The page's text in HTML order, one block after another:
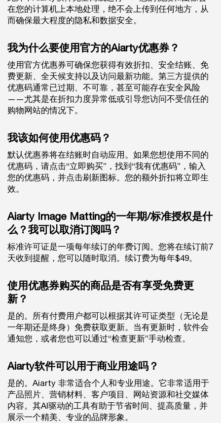
在您的计算机上本地处理，绝不会上传到任何地方，从
而确保最大程度的隐私和数据安全。
我为什么要使用官方的Aiarty优惠券？
使用官方优惠券可确保您获得有效折扣、安全结账、免
费更新、全天候支持以及访问最新功能。第三方提供的
优惠码通常已过期、不可靠，甚至可能存在安全风险
——尤其是在折扣力度异常低或引导您访问不受信任的
购物网站的情况下。
我该如何使用优惠码？
默认优惠券将在结账时自动应用。如果您想使用不同的
优惠码，请点击“立即购买”，找到“我有优惠码”，输入
您的优惠码，并点击刷新图标。您的额外折扣将立即生
效。
Aiarty Image Matting的一年期/标准授权是什
么？我可以取消订阅吗？
标准许可证是一项每年续订的年费订阅。您将在续订前7
天收到提醒，您可以随时取消。续订费为每年$49。
使用优惠券购买的商品是否有享受免费更
新？
是的。所有付费用户都可以根据其许可证类型（无论是
一年期还是终身）免费获取更新。当有更新时，软件会
通知您，或者您也可以通过“检查更新”手动检查。
Aiarty软件可以用于商业用途吗？
是的。Aiarty 非常适合个人和专业用途。它非常适用于
产品照片、营销材料、客户项目、网站资源和社交媒体
内容。其AI驱动的工具有助于节省时间、提高质量，并
展示一个精美、专业的品牌形象。